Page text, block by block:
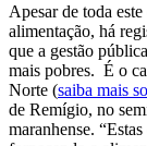
Apesar de toda
alimentação, há
que a gestão
mais pobres. É o
Norte (saiba mais
de Remígio, no
maranhense.